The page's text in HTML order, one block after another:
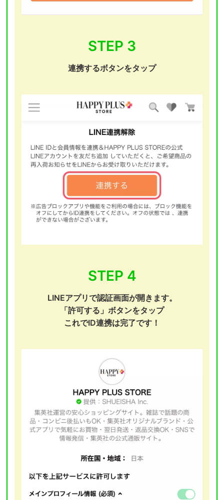
STEP 3
連携するボタンをタップ
STEP 4
LINEアプリで認証画面が開きます。
「許可する」ボタンをタップ
これでID連携は完了です！